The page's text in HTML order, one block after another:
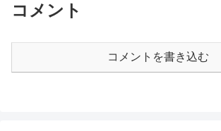
コメント
コメントを書き込む